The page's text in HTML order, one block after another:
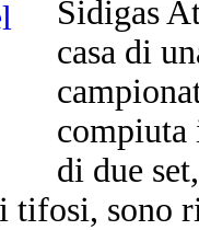
Sidigas
casa di
compiuta
di due
tifosi, sono